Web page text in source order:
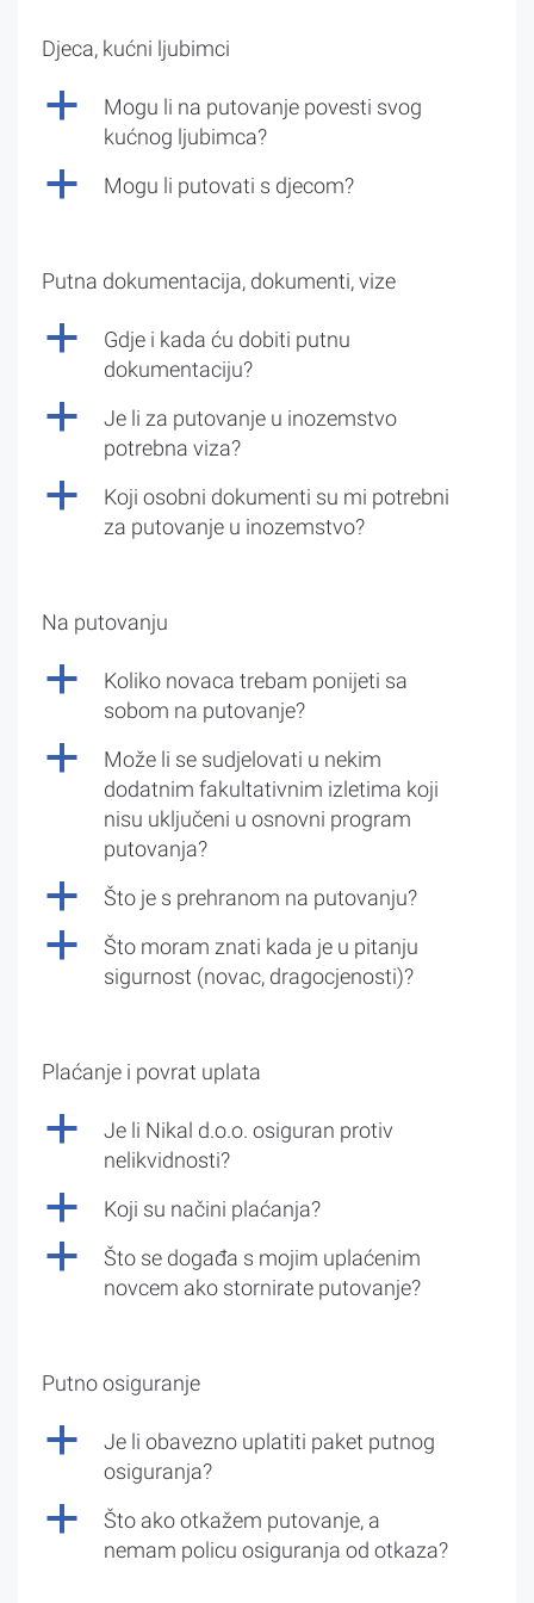
Djeca, kućni ljubimci
a
Mogu li na putovanje povesti svog
kućnog ljubimca?
a Mogu li putovati s djecom?
Putna dokumentacija, dokumenti, vize
a
Gdje i kada ću dobiti putnu
dokumentaciju?
a
Je li za putovanje u inozemstvo
potrebna viza?
a
Koji osobni dokumenti su mi potrebni
za putovanje u inozemstvo?
Na putovanju
a
Koliko novaca trebam ponijeti sa
sobom na putovanje?
a
Može li se sudjelovati u nekim
dodatnim fakultativnim izletima koji
nisu uključeni u osnovni program
putovanja?
a Što je s prehranom na putovanju?
a
Što moram znati kada je u pitanju
sigurnost (novac, dragocjenosti)?
Plaćanje i povrat uplata
a
Je li Nikal d.o.o. osiguran protiv
nelikvidnosti?
a Koji su načini plaćanja?
a
Što se događa s mojim uplaćenim
novcem ako stornirate putovanje?
Putno osiguranje
a
Je li obavezno uplatiti paket putnog
osiguranja?
a
Što ako otkažem putovanje, a
nemam policu osiguranja od otkaza?